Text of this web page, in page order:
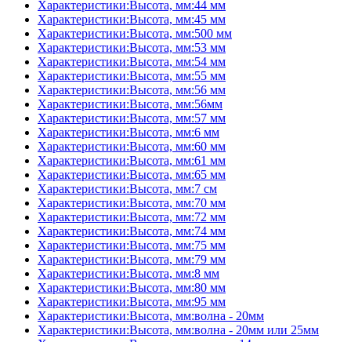
Характеристики:Высота, мм:44 мм
Характеристики:Высота, мм:45 мм
Характеристики:Высота, мм:500 мм
Характеристики:Высота, мм:53 мм
Характеристики:Высота, мм:54 мм
Характеристики:Высота, мм:55 мм
Характеристики:Высота, мм:56 мм
Характеристики:Высота, мм:56мм
Характеристики:Высота, мм:57 мм
Характеристики:Высота, мм:6 мм
Характеристики:Высота, мм:60 мм
Характеристики:Высота, мм:61 мм
Характеристики:Высота, мм:65 мм
Характеристики:Высота, мм:7 см
Характеристики:Высота, мм:70 мм
Характеристики:Высота, мм:72 мм
Характеристики:Высота, мм:74 мм
Характеристики:Высота, мм:75 мм
Характеристики:Высота, мм:79 мм
Характеристики:Высота, мм:8 мм
Характеристики:Высота, мм:80 мм
Характеристики:Высота, мм:95 мм
Характеристики:Высота, мм:волна - 20мм
Характеристики:Высота, мм:волна - 20мм или 25мм